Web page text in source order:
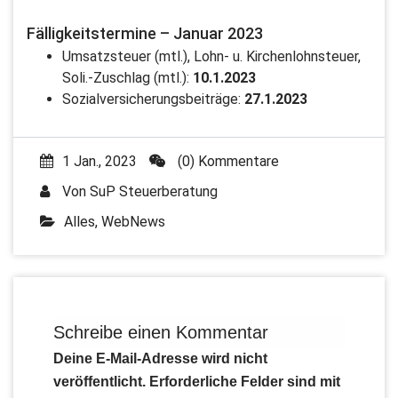
Fälligkeitstermine – Januar 2023
Umsatzsteuer (mtl.), Lohn- u. Kirchenlohnsteuer,
Soli.-Zuschlag (mtl.): 10.1.2023
Sozialversicherungsbeiträge: 27.1.2023
1 Jan., 2023
(0) Kommentare
Von SuP Steuerberatung
Alles, WebNews
Schreibe einen Kommentar
Deine E-Mail-Adresse wird nicht
veröffentlicht. Erforderliche Felder sind mit